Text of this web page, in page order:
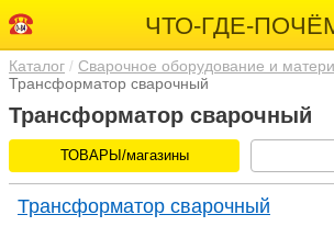
ЧТО-ГДЕ-
Каталог
Сварочное оборудование и
Трансформатор сварочный
Трансформатор сварочный
ТОВАРЫ/магазины
Трансформатор сварочный